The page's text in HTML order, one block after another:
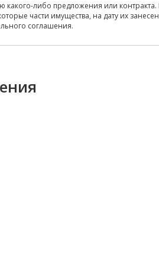
какого-либо предложения или
части имущества, на дату их
соглашения.